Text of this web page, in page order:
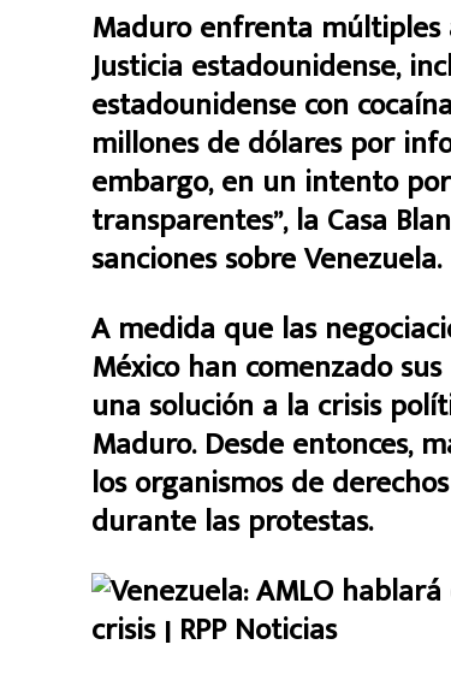
Maduro enfrenta
Justicia estadounidense,
estadounidense con
millones de dólares por
embargo, en un intento
transparentes”, la Casa
sanciones sobre Venezuela.
A medida que las
México han comenzado
una solución a la crisis
Maduro. Desde entonces,
los organismos de
durante las protestas.